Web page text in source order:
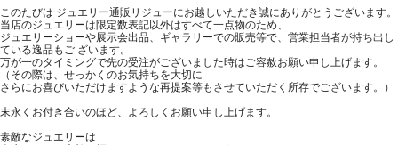
このたびは ジュエリー通販リジューにお越しいただき誠にありがとうございます。
当店のジュエリーは限定数表記以外はすべて一点物のため、
ジュエリーショーや展示会出品、ギャラリーでの販売等で、営業担当者が持ち出し
ている逸品もご ざいます。
万が一のタイミングで先の受注がございました時はご容赦お願い申し上げます。
（その際は、せっかくのお気持ちを大切に
さらにお喜びいただけますような再提案等もさせていただく所存でございます。）
末永くお付き合いのほど、よろしくお願い申し上げます。
素敵なジュエリーは